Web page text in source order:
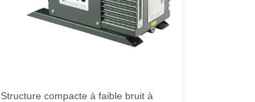
Structure compacte à faible bruit à